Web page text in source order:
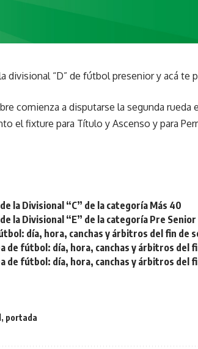
divisional “D” de fútbol presenior y acá te
comienza a disputarse la segunda rueda
el fixture para Título y Ascenso y para
la Divisional “C” de la categoría Más 40
la Divisional “E” de la categoría Pre Senior
día, hora, canchas y árbitros del fin de
de fútbol: día, hora, canchas y árbitros del
de fútbol: día, hora, canchas y árbitros del
, portada